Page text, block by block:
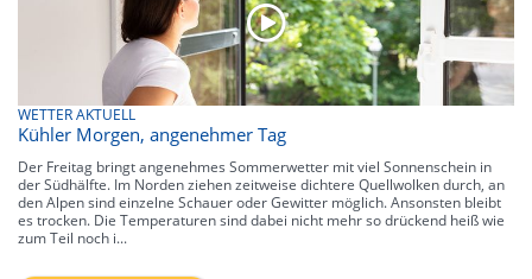
WETTER AKTUELL
Kühler Morgen, angenehmer Tag
Der Freitag bringt angenehmes Sommerwetter mit viel Sonnenschein in
der Südhälfte. Im Norden ziehen zeitweise dichtere Quellwolken durch, an
den Alpen sind einzelne Schauer oder Gewitter möglich. Ansonsten bleibt
es trocken. Die Temperaturen sind dabei nicht mehr so drückend heiß wie
zum Teil noch i...